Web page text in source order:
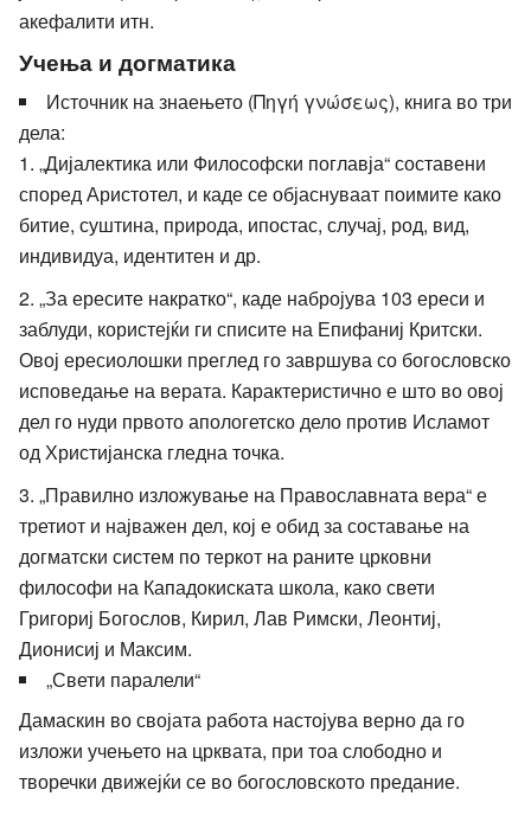
акефалити итн.
Учења и догматика
Источник на знаењето (Πηγή γνώσεως), книга во три
дела:
„Дијалектика или Философски поглавја“ составени
според Аристотел, и каде се објаснуваат поимите како
битие, суштина, природа, ипостас, случај, род, вид,
индивидуа, идентитен и др.
„За ересите накратко“, каде набројува 103 ереси и
заблуди, користејќи ги списите на Епифаниј Критски.
Овој ересиолошки преглед го завршува со богословско
исповедање на верата. Карактеристично е што во овој
дел го нуди првото апологетско дело против Исламот
од Христијанска гледна точка.
„Правилно изложување на Православната вера“ е
третиот и најважен дел, кој е обид за составање на
догматски систем по теркот на раните црковни
философи на Кападокиската школа, како свети
Григориј Богослов, Кирил, Лав Римски, Леонтиј,
Дионисиј и Максим.
„Свети паралели“
Дамаскин во својата работа настојува верно да го
изложи учењето на црквата, при тоа слободно и
творечки движејќи се во богословското предание.